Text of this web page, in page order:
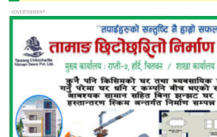
- ADVERTISEMENT -